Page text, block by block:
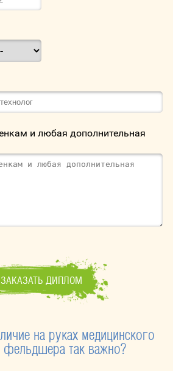
и любая дополнительная
на руках медицинского
фельдшера так важно?